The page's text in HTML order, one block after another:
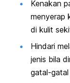
Kenakan
menyerap
di kulit
Hindari
jenis bila
gatal-